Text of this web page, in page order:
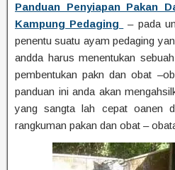
Panduan Penyiapan Pakan
Kampung Pedaging
– pada
penentu suatu ayam pedaging
andda harus menentukan
pembentukan pakn dan obat
panduan ini anda akan
yang sangta lah cepat oanen
rangkuman pakan dan obat –